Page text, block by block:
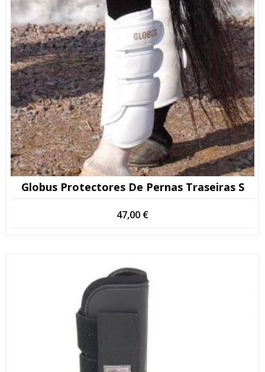
Globus Protectores De Pernas Traseiras S
47,00 €